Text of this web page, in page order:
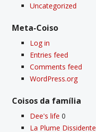
Uncategorized
Meta-Coiso
Log in
Entries feed
Comments feed
WordPress.org
Coisos da famí­lia
Dee's life 0
La Plume Dissidente